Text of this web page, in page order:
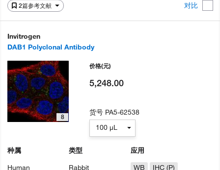
2篇参考文献 对比
Invitrogen
DAB1 Polyclonal Antibody
8
种属
Human
类型
Rabbit
应用
WB
IHC (P)
价格(元)
5,248.00
货号 PA5-62538
100 µL